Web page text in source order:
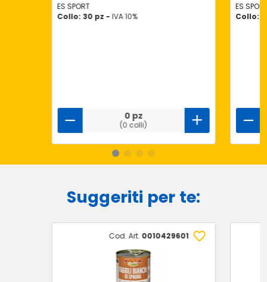
ES SPORT
Collo: 30 pz - IVA 10%
0 pz
(0 colli)
ES
Collo:
Suggeriti per te:
Cod. Art. 0010429601